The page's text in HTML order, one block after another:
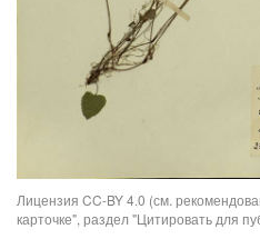
Лицензия CC-BY 4.0 (см.
карточке", раздел "Цитировать для